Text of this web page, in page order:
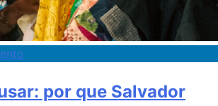
por que Salvador